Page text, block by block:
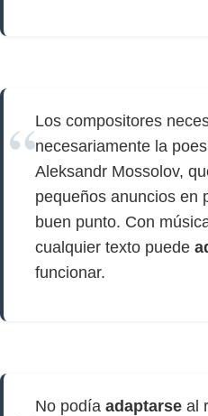
Los compositores
necesariamente la
Aleksandr Mossolov,
pequeños anuncios en
buen punto. Con
cualquier texto puede
funcionar.
No podía adaptarse al